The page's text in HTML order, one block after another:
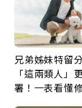
兄弟姊妹特留
「這兩類人」
署！一表看懂